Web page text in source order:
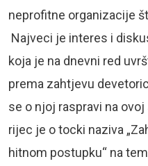
neprofitne organizacije
Najveci je interes i
koja je na dnevni red
prema zahtjevu
se o njoj raspravi na
rijec je o tocki naziva
hitnom postupku“ na